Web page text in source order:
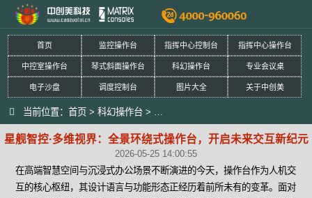
首页 监控操作台 指挥中心控制台 指挥中心操作台
中控室操作台 琴式斜面操作台 科幻操作台 专业会议桌
电子沙盘 调度控制台 图片大全 关于中创美
当前位置：首页 > 科幻操作台 > 星舰智控·多维视界：全景环绕式操作
星舰智控·多维视界：全景环绕式操作台，开启未来交互新纪元
2026-05-25 14:00:55
在高端智慧空间与沉浸式办公场景不断演进的今天，操作台作为人机交
互的核心枢纽，其设计语言与功能形态正经历着前所未有的变革。面对